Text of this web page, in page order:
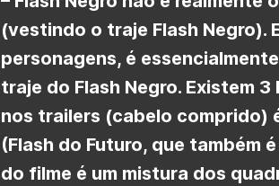
(vestindo o traje Flash Negro).
personagens, é
traje do Flash Negro. Existem
nos trailers (cabelo comprido)
(Flash do Futuro, que também
do filme é um mistura dos